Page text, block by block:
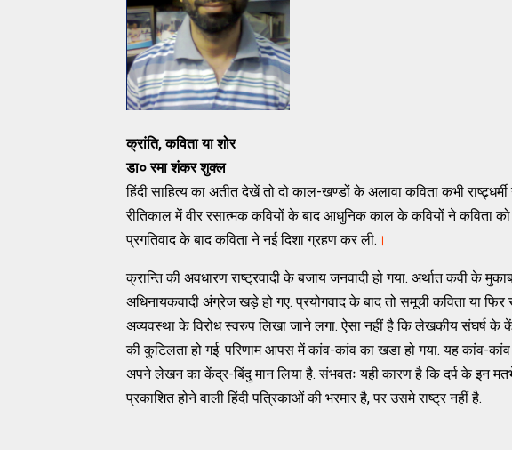
क्रांति, कविता या शोर
डा० रमा शंकर शुक्ल
हिंदी साहित्य का अतीत देखें तो दो काल-खण्डों के अलावा कविता कभी राष्ट्र्धर्मी
रीतिकाल में वीर रसात्मक कवियों के बाद आधुनिक काल के कवियों ने कविता
प्रगतिवाद के बाद कविता ने नई दिशा ग्रहण कर ली. ।
क्रान्ति की अवधारण राष्ट्रवादी के बजाय जनवादी हो गया. अर्थात कवी के
अधिनायकवादी अंग्रेज खड़े हो गए. प्रयोगवाद के बाद तो समूची कविता या
अव्यवस्था के विरोध स्वरुप लिखा जाने लगा. ऐसा नहीं है कि लेखकीय संघर्ष के
की कुटिलता हो गई. परिणाम आपस में कांव-कांव का खडा हो गया. यह कांव-कांव
अपने लेखन का केंद्र-बिंदु मान लिया है. संभवतः यही कारण है कि दर्प के इन
प्रकाशित होने वाली हिंदी पत्रिकाओं की भरमार है, पर उसमे राष्ट्र नहीं है.